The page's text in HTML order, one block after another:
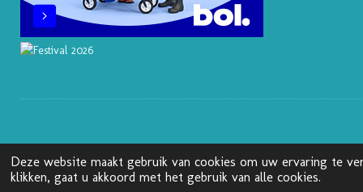
Deze website maakt gebruik van cookies om uw ervaring te
klikken, gaat u akkoord met het gebruik van alle cookies.
© 2025 - 2026 Boekenblog van Ann